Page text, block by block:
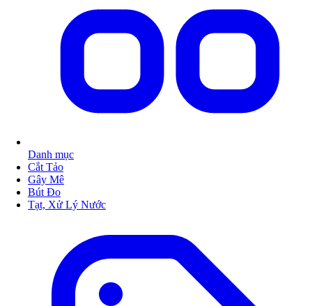
Danh mục
Cắt Tảo
Gây Mê
Bút Đo
Tạt, Xử Lý Nước